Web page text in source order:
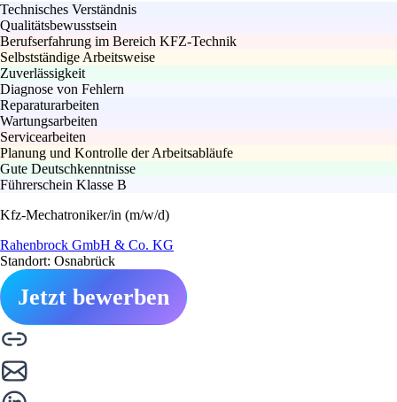
Technisches Verständnis
Qualitätsbewusstsein
Berufserfahrung im Bereich KFZ-Technik
Selbstständige Arbeitsweise
Zuverlässigkeit
Diagnose von Fehlern
Reparaturarbeiten
Wartungsarbeiten
Servicearbeiten
Planung und Kontrolle der Arbeitsabläufe
Gute Deutschkenntnisse
Führerschein Klasse B
Kfz-Mechatroniker/in (m/w/d)
Rahenbrock GmbH & Co. KG
Standort: Osnabrück
Jetzt bewerben